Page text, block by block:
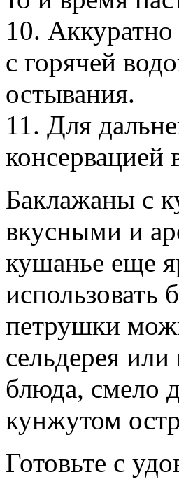
10. Аккуратно
с горячей
остывания.
11. Для
консервацией
Баклажаны с
вкусными и
кушанье еще
использовать
петрушки
сельдерея
блюда, смело
кунжутом
Готовьте с